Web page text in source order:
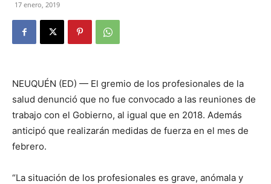
17 enero, 2019
NEUQUÉN (ED) — El gremio de los profesionales de la
salud denunció que no fue convocado a las reuniones de
trabajo con el Gobierno, al igual que en 2018. Además
anticipó que realizarán medidas de fuerza en el mes de
febrero.
“La situación de los profesionales es grave, anómala y